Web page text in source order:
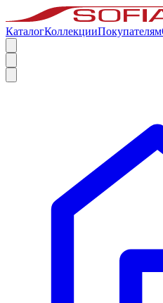
КаталогКоллекцииПокупателям